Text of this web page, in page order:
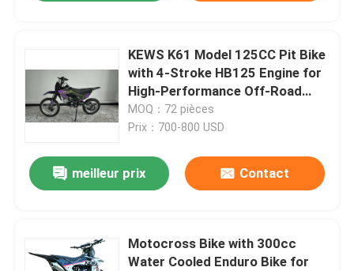
Maison
KEWS K61 Model 125CC Pit Bike
with 4-Stroke HB125 Engine for
High-Performance Off-Road
Adventures
MOQ：72 pièces
Prix：700-800 USD
meilleur prix Contact
Motocross Bike with 300cc
Water Cooled Enduro Bike for